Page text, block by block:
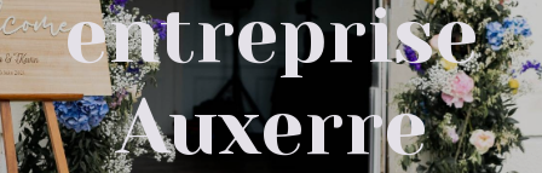
entreprise
Auxerre